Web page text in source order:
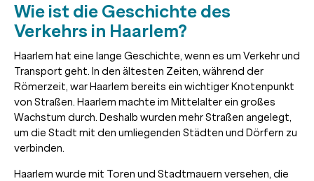
Wie ist die Geschichte des
Verkehrs in Haarlem?
Haarlem hat eine lange Geschichte, wenn es um Verkehr und
Transport geht. In den ältesten Zeiten, während der
Römerzeit, war Haarlem bereits ein wichtiger Knotenpunkt
von Straßen. Haarlem machte im Mittelalter ein großes
Wachstum durch. Deshalb wurden mehr Straßen angelegt,
um die Stadt mit den umliegenden Städten und Dörfern zu
verbinden.
Haarlem wurde mit Toren und Stadtmauern versehen, die